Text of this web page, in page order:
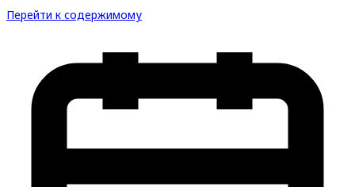
Перейти к содержимому